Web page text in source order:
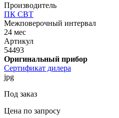
Производитель
ПК СВТ
Межповерочный интервал
24 мес
Артикул
54493
Оригинальный прибор
Сертификат дилера
jpg
Под заказ
Цена по запросу